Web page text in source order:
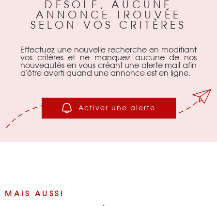
BIENS
NOTRE
CONTACT
DÉSOLÉ, AUCUNE
ANNONCE TROUVÉE
SELON VOS CRITÈRES
Effectuez une nouvelle recherche en modifiant
vos critères et ne manquez aucune de nos
nouveautés en vous créant une alerte mail afin
d'être averti quand une annonce est en ligne.
Activer une alerte
MAIS AUSSI